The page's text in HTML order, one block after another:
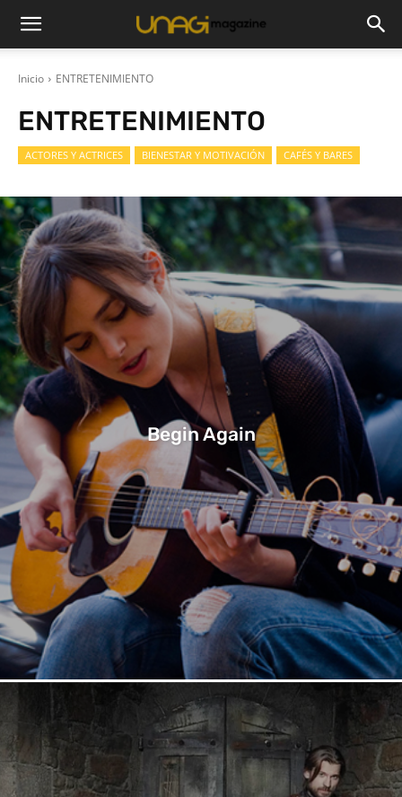
Inicio ENTRETENIMIENTO
ENTRETENIMIENTO
ACTORES Y ACTRICES BIENESTAR Y MOTIVACIÓN CAFÉS Y BARES
Begin Again